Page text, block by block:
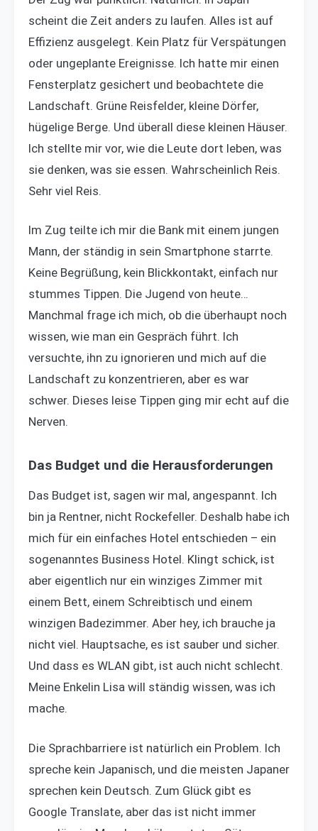
scheint die Zeit anders zu laufen. Alles ist auf
Effizienz ausgelegt. Kein Platz für Verspätungen
oder ungeplante Ereignisse. Ich hatte mir einen
Fensterplatz gesichert und beobachtete die
Landschaft. Grüne Reisfelder, kleine Dörfer,
hügelige Berge. Und überall diese kleinen Häuser.
Ich stellte mir vor, wie die Leute dort leben, was
sie denken, was sie essen. Wahrscheinlich Reis.
Sehr viel Reis.
Im Zug teilte ich mir die Bank mit einem jungen
Mann, der ständig in sein Smartphone starrte.
Keine Begrüßung, kein Blickkontakt, einfach nur
stummes Tippen. Die Jugend von heute…
Manchmal frage ich mich, ob die überhaupt noch
wissen, wie man ein Gespräch führt. Ich
versuchte, ihn zu ignorieren und mich auf die
Landschaft zu konzentrieren, aber es war
schwer. Dieses leise Tippen ging mir echt auf die
Nerven.
Das Budget und die Herausforderungen
Das Budget ist, sagen wir mal, angespannt. Ich
bin ja Rentner, nicht Rockefeller. Deshalb habe ich
mich für ein einfaches Hotel entschieden – ein
sogenanntes Business Hotel. Klingt schick, ist
aber eigentlich nur ein winziges Zimmer mit
einem Bett, einem Schreibtisch und einem
winzigen Badezimmer. Aber hey, ich brauche ja
nicht viel. Hauptsache, es ist sauber und sicher.
Und dass es WLAN gibt, ist auch nicht schlecht.
Meine Enkelin Lisa will ständig wissen, was ich
mache.
Die Sprachbarriere ist natürlich ein Problem. Ich
spreche kein Japanisch, und die meisten Japaner
sprechen kein Deutsch. Zum Glück gibt es
Google Translate, aber das ist nicht immer